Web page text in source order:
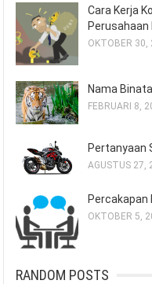
Cara Kerja
OKTOBER 30,
Nama
FEBRUARI 8,
Pertanyaan
AGUSTUS 27,
Percakapan
OKTOBER 5,
RANDOM POSTS